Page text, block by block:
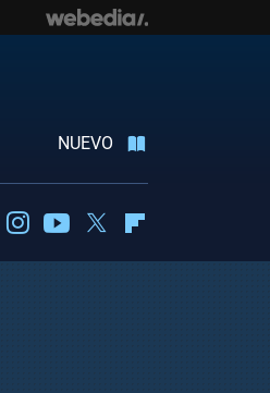
NUEVO
DiscordInstagramYoutubeTwitter